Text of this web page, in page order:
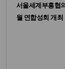
서울세계부흥협
월 연합성회 개최